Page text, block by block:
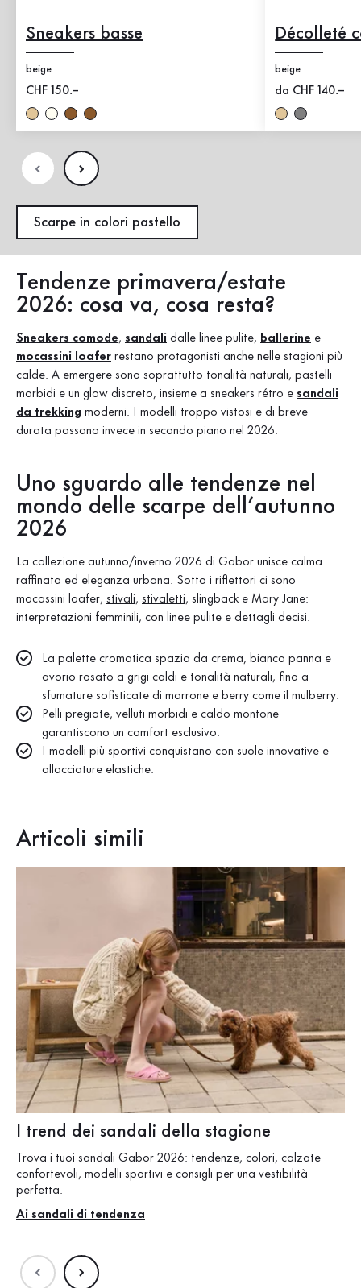
Sneakers basse
beige
Nuovo prezzo
CHF 150.–
Décolleté
beige
Nuovo prezzo
da CHF 140.–
Scarpe in colori pastello
Tendenze primavera/estate
2026: cosa va, cosa resta?
Sneakers comode, sandali dalle linee pulite, ballerine e
mocassini loafer restano protagonisti anche nelle stagioni più
calde. A emergere sono soprattutto tonalità naturali, pastelli
morbidi e un glow discreto, insieme a sneakers rétro e sandali
da trekking moderni. I modelli troppo vistosi e di breve
durata passano invece in secondo piano nel 2026.
Uno sguardo alle tendenze nel
mondo delle scarpe dell’autunno
2026
La collezione autunno/inverno 2026 di Gabor unisce calma
raffinata ed eleganza urbana. Sotto i riflettori ci sono
mocassini loafer, stivali, stivaletti, slingback e Mary Jane:
interpretazioni femminili, con linee pulite e dettagli decisi.
La palette cromatica spazia da crema, bianco panna e
avorio rosato a grigi caldi e tonalità naturali, fino a
sfumature sofisticate di marrone e berry come il mulberry.
Pelli pregiate, velluti morbidi e caldo montone
garantiscono un comfort esclusivo.
I modelli più sportivi conquistano con suole innovative e
allacciature elastiche.
Articoli simili
I trend dei sandali della stagione
Trova i tuoi sandali Gabor 2026: tendenze, colori, calzate
confortevoli, modelli sportivi e consigli per una vestibilità
perfetta.
Ai sandali di tendenza